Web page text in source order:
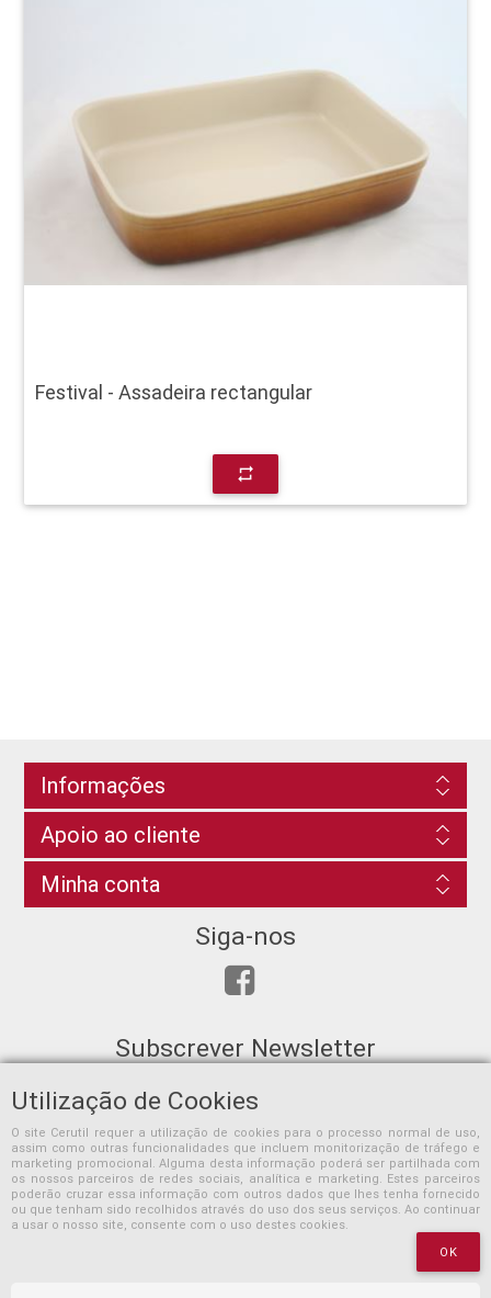
Utilização de Cookies
O site Cerutil requer a utilização de cookies para o processo normal de uso,
assim como outras funcionalidades que incluem monitorização de tráfego e
marketing promocional. Alguma desta informação poderá ser partilhada com
os nossos parceiros de redes sociais, analítica e marketing. Estes parceiros
poderão cruzar essa informação com outros dados que lhes tenha fornecido
ou que tenham sido recolhidos através do uso dos seus serviços. Ao continuar
a usar o nosso site, consente com o uso destes cookies.
OK
Festival - Assadeira rectangular
repeat
Informações
Apoio ao cliente
Minha conta
Siga-nos
Subscrever Newsletter
SUBSCREVER